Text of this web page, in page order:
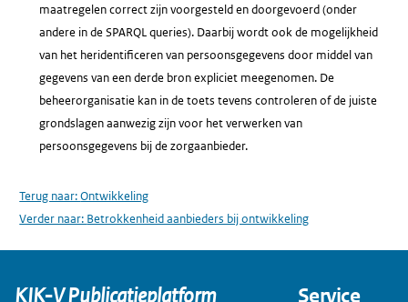
maatregelen correct zijn voorgesteld en doorgevoerd (onder
andere in de SPARQL queries). Daarbij wordt ook de mogelijkheid
van het heridentificeren van persoonsgegevens door middel van
gegevens van een derde bron expliciet meegenomen. De
beheerorganisatie kan in de toets tevens controleren of de juiste
grondslagen aanwezig zijn voor het verwerken van
persoonsgegevens bij de zorgaanbieder.
Terug naar:Ontwikkeling
Verder naar: Betrokkenheid aanbieders bij ontwikkeling
KIK-V Publicatieplatform Service